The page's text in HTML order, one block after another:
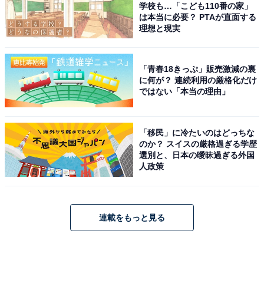
で安らげそう」（40代女性／長崎県）といった声が集ま
りました。
※回答者からのコメントは原文ママです
次ページ 9位までのランキング結果を見る
学校も…「こども110番の家」
は本当に必要？ PTAが直面する
理想と現実
「青春18きっぷ」販売激減の裏
に何が？ 連続利用の厳格化だけ
ではない「本当の理由」
「移民」に冷たいのはどっちな
のか？ スイスの厳格過ぎる学歴
選別と、日本の曖昧過ぎる外国
人政策
連載をもっと見る